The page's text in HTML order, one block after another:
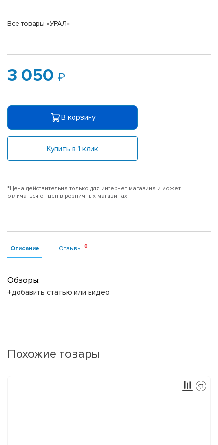
Все товары «УРАЛ»
3 050
В корзину
Купить в 1 клик
*Цена действительна только для интернет-магазина и может
отличаться от цен в розничных магазинах
Описание Отзывы
Обзоры:
+добавить статью или видео
Похожие товары